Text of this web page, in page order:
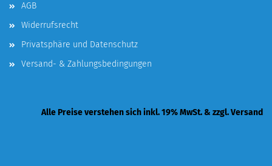
AGB
Widerrufsrecht
Privatsphäre und Datenschutz
Versand- & Zahlungsbedingungen
Alle Preise verstehen sich inkl. 19% MwSt. & zzgl. Versand